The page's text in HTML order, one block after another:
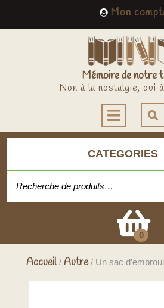
Mon
Mémoire de notre
Non à la nostalgie, oui
Open
CATEGORIES
0
Accueil/ Autre/ Un sac